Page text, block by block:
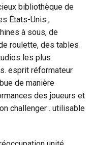
bibliothèque de
États-Unis ,
à sous, de
roulette, des tables
les plus
esprit réformateur
de manière
des joueurs et
challenger . utilisable